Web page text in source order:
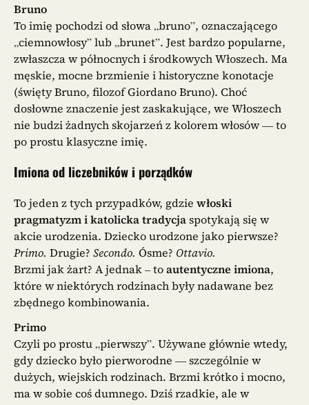
Bruno
To imię pochodzi od słowa „bruno”, oznaczającego
„ciemnowłosy” lub „brunet”. Jest bardzo popularne,
zwłaszcza w północnych i środkowych Włoszech. Ma
męskie, mocne brzmienie i historyczne konotacje
(święty Bruno, filozof Giordano Bruno). Choć
dosłowne znaczenie jest zaskakujące, we Włoszech
nie budzi żadnych skojarzeń z kolorem włosów — to
po prostu klasyczne imię.
Imiona od liczebników i porządków
To jeden z tych przypadków, gdzie włoski
pragmatyzm i katolicka tradycjaspotykają się w
akcie urodzenia. Dziecko urodzone jako pierwsze?
Primo. Drugie? Secondo. Ósme? Ottavio.
Brzmi jak żart? A jednak – toautentyczne imiona,
które w niektórych rodzinach były nadawane bez
zbędnego kombinowania.
Primo
Czyli po prostu „pierwszy”. Używane głównie wtedy,
gdy dziecko było pierworodne — szczególnie w
dużych, wiejskich rodzinach. Brzmi krótko i mocno,
ma w sobie coś dumnego. Dziś rzadkie, ale w